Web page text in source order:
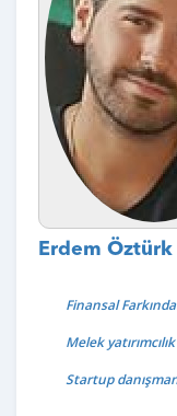
Erdem Öztürk
Finansal
Melek yatırımcılık
Startup